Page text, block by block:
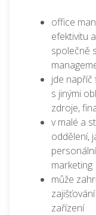
office
efektivitu
společně
jde
s jinými
zdroje,
v malé a
oddělení,
marketing
může
zařízení